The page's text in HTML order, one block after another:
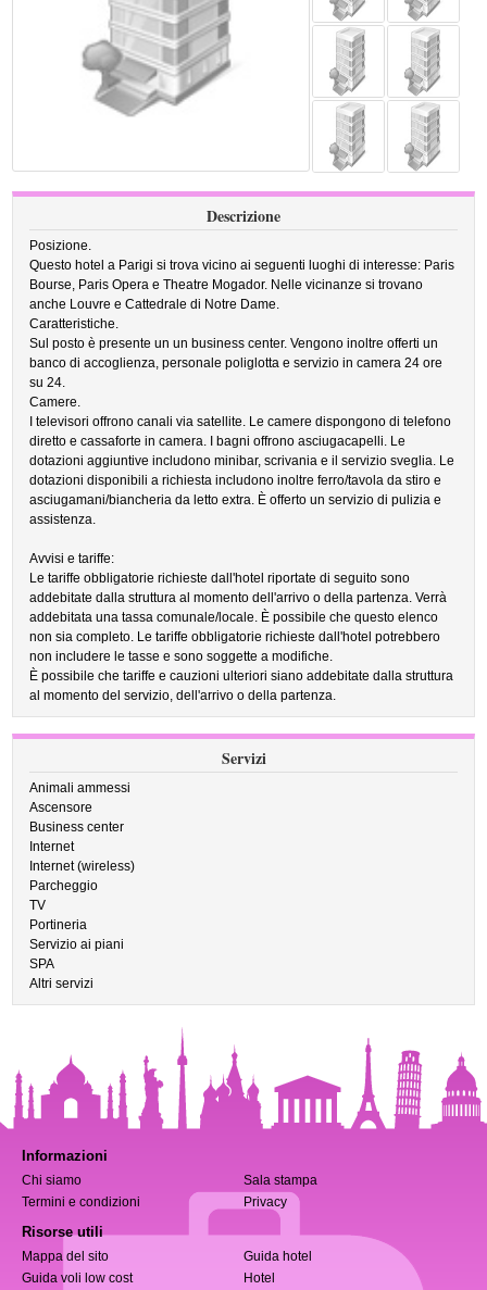
Descrizione
Posizione.
Questo hotel a Parigi si trova vicino ai seguenti luoghi di interesse: Paris
Bourse, Paris Opera e Theatre Mogador. Nelle vicinanze si trovano
anche Louvre e Cattedrale di Notre Dame.
Caratteristiche.
Sul posto è presente un un business center. Vengono inoltre offerti un
banco di accoglienza, personale poliglotta e servizio in camera 24 ore
su 24.
Camere.
I televisori offrono canali via satellite. Le camere dispongono di telefono
diretto e cassaforte in camera. I bagni offrono asciugacapelli. Le
dotazioni aggiuntive includono minibar, scrivania e il servizio sveglia. Le
dotazioni disponibili a richiesta includono inoltre ferro/tavola da stiro e
asciugamani/biancheria da letto extra. È offerto un servizio di pulizia e
assistenza.
Avvisi e tariffe:
Le tariffe obbligatorie richieste dall'hotel riportate di seguito sono
addebitate dalla struttura al momento dell'arrivo o della partenza. Verrà
addebitata una tassa comunale/locale. È possibile che questo elenco
non sia completo. Le tariffe obbligatorie richieste dall'hotel potrebbero
non includere le tasse e sono soggette a modifiche.
È possibile che tariffe e cauzioni ulteriori siano addebitate dalla struttura
al momento del servizio, dell'arrivo o della partenza.
Servizi
Animali ammessi
Ascensore
Business center
Internet
Internet (wireless)
Parcheggio
TV
Portineria
Servizio ai piani
SPA
Altri servizi
Informazioni
Chi siamo
Sala stampa
Termini e condizioni
Privacy
Risorse utili
Mappa del sito
Guida hotel
Guida voli low cost
Hotel